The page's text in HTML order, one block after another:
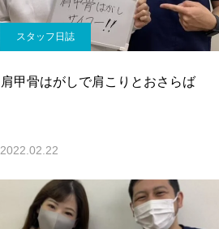
スタッフ日誌
肩甲骨はがしで肩こりとおさらば
2022.02.22